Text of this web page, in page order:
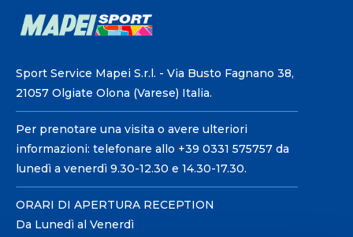
Sport Service Mapei S.r.l. - Via Busto Fagnano 38,
21057 Olgiate Olona (Varese) Italia.
Per prenotare una visita o avere ulteriori
informazioni: telefonare allo +39 0331 575757 da
lunedì a venerdì 9.30-12.30 e 14.30-17.30.
ORARI DI APERTURA RECEPTION
Da Lunedì al Venerdì